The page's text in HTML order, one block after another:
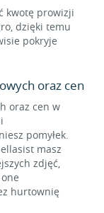
kwotę prowizji
dzięki temu
pokryje
oraz cen
oraz cen w
pomyłek.
masz
zdjęć,
hurtownię